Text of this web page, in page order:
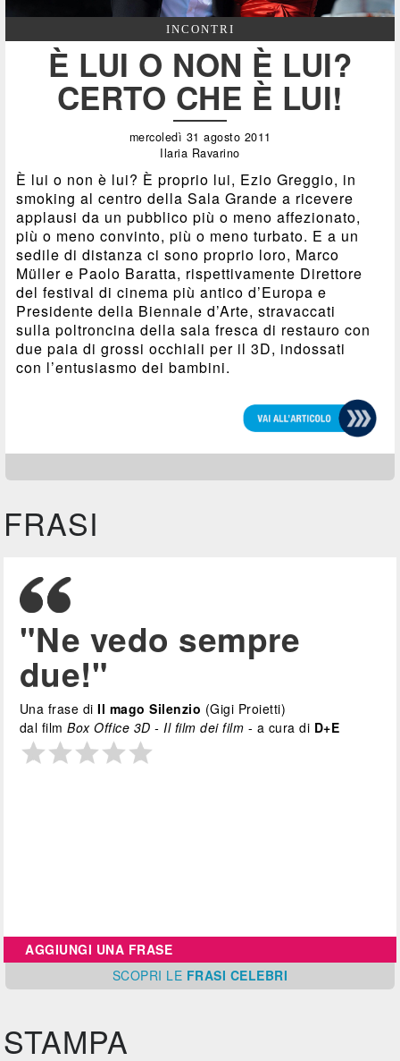
INCONTRI
È LUI O NON È LUI?
CERTO CHE È LUI!
mercoledì 31 agosto 2011
Ilaria Ravarino
È lui o non è lui? È proprio lui, Ezio Greggio, in
smoking al centro della Sala Grande a ricevere
applausi da un pubblico più o meno affezionato,
più o meno convinto, più o meno turbato. E a un
sedile di distanza ci sono proprio loro, Marco
Müller e Paolo Baratta, rispettivamente Direttore
del festival di cinema più antico d’Europa e
Presidente della Biennale d’Arte, stravaccati
sulla poltroncina della sala fresca di restauro con
due paia di grossi occhiali per il 3D, indossati
con l’entusiasmo dei bambini.
FRASI
"Ne vedo sempre
due!"
Una frase diIl mago Silenzio (Gigi Proietti)
dal filmBox Office 3D - Il film dei film - a cura di D+E
AGGIUNGI UNA FRASE
SCOPRI LE FRASI CELEBRI
STAMPA